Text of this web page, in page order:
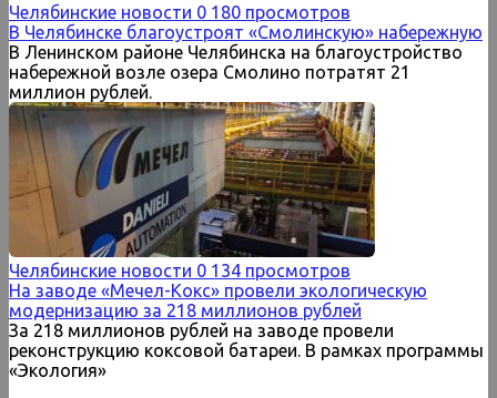
Челябинские новости 0 180 просмотров
В Челябинске благоустроят «Смолинскую» набережную
В Ленинском районе Челябинска на благоустройство
набережной возле озера Смолино потратят 21
миллион рублей.
Челябинские новости 0 134 просмотров
На заводе «Мечел-Кокс» провели экологическую
модернизацию за 218 миллионов рублей
За 218 миллионов рублей на заводе провели
реконструкцию коксовой батареи. В рамках программы
«Экология»